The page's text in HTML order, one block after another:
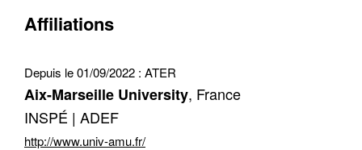
Affiliations
Depuis le 01/09/2022 : ATER
Aix-Marseille University, France
INSPÉ | ADEF
http://www.univ-amu.fr/